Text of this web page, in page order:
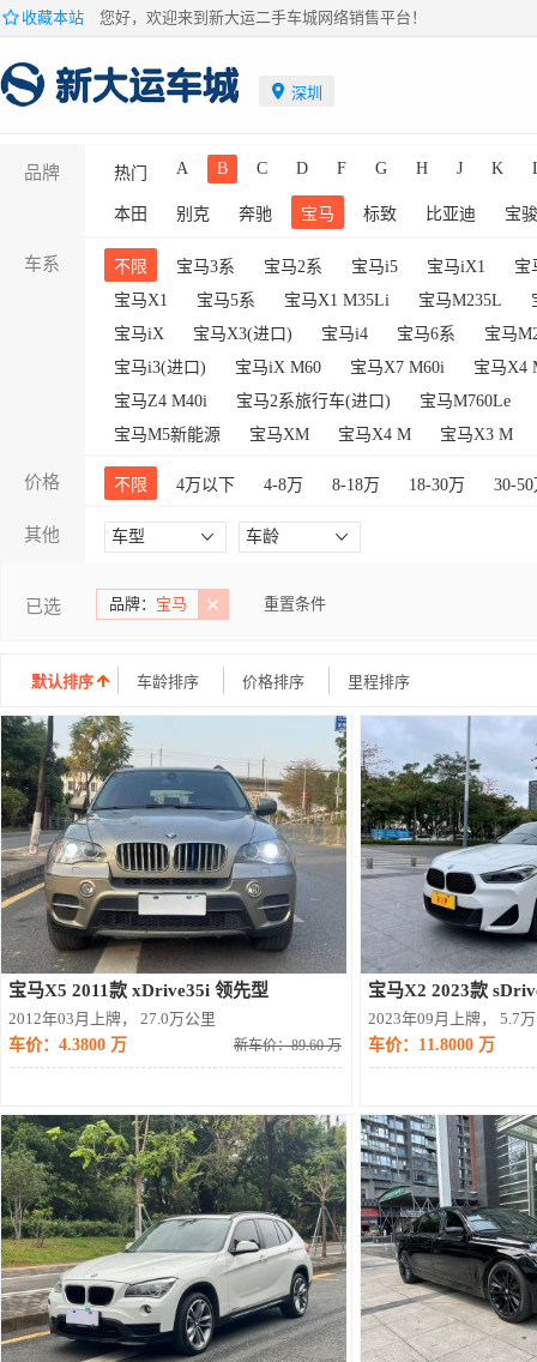
收藏本站 您好，欢迎来到新大运二手车城网络销售平台！
深圳
品牌 热门 A B C D F G H J K
本田 别克 奔驰 宝马 标致 比亚迪 宝骏
车系 不限 宝马3系 宝马2系 宝马i5 宝马iX1
宝
宝马X1
宝马5系 宝马X1 M35Li 宝马M235L
宝马iX
宝马X3(进口) 宝马i4 宝马6系
宝马
宝马i3(进口)
宝马iX M60 宝马X7 M60i
宝马X4
宝马Z4 M40i
宝马2系旅行车(进口)
宝马M760Le
宝马M5新能源
宝马XM 宝马X4 M 宝马X3 M
价格 不限 4万以下 4-8万 8-18万 18-30万 30-
其他 车型
紧凑型车
中型车
SUV
MPV
微面
跑车
车龄
1年以下
3-5年
5年以上
已选 品牌： 宝马 重置条件
默认排序 车龄排序 价格排序 里程排序
宝马X5 2011款 xDrive35i 领先型
2012年03月上牌， 27.0万公里
车价：4.3800 万
新车价：89.60 万
宝马X2 2023款
2023年09月上牌， 5.7
车价：11.8000 万